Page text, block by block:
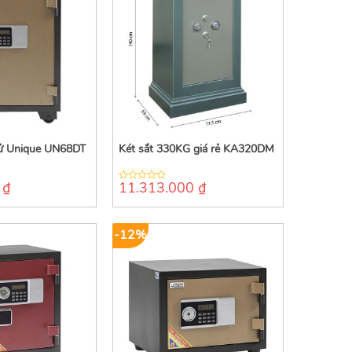
Unique UN68DT
₫
Két sắt 330KG giá rẻ KA320DM
0
of
11.313.000 ₫
-12%